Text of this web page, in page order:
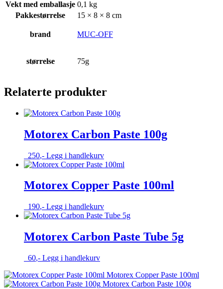
Vekt med emballasje 0,1 kg
Pakkestørrelse
15 × 8 × 8 cm
brand MUC-OFF
størrelse 75g
Relaterte produkter
Motorex Carbon Paste 100g
250,- Legg i handlekurv
Motorex Copper Paste 100ml
190,- Legg i handlekurv
Motorex Carbon Paste Tube 5g
60,- Legg i handlekurv
Motorex Copper Paste 100ml
Motorex Carbon Paste 100g